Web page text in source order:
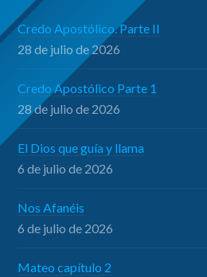
Credo Apostólico. Parte II
28 de julio de 2026
Credo Apostólico Parte 1
28 de julio de 2026
El Dios que guía y llama
6 de julio de 2026
Nos Afanéis
6 de julio de 2026
Mateo capítulo 2